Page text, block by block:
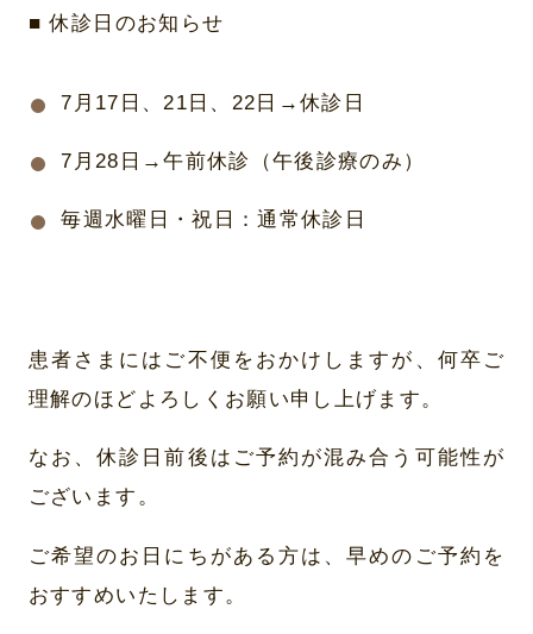
■ 休診日のお知らせ
7月17日、21日、22日→休診日
7月28日→午前休診（午後診療のみ）
毎週水曜日・祝日：通常休診日
患者さまにはご不便をおかけしますが、何卒ご
理解のほどよろしくお願い申し上げます。
なお、休診日前後はご予約が混み合う可能性が
ございます。
ご希望のお日にちがある方は、早めのご予約を
おすすめいたします。